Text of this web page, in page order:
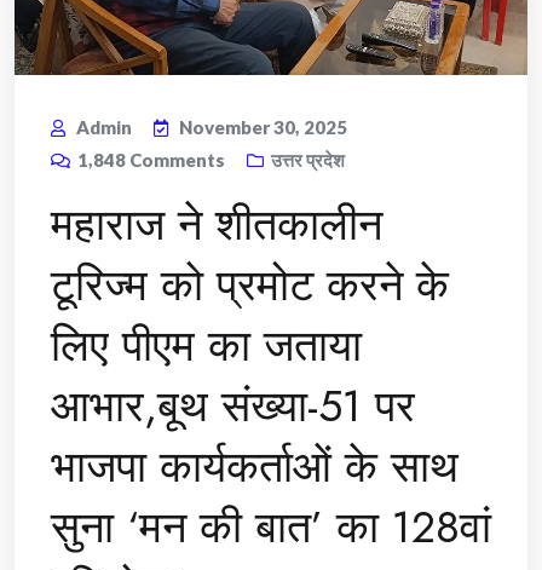
Admin
November 30, 2025
1,848 Comments उत्तर प्रदेश
महाराज ने शीतकालीन
टूरिज्म को प्रमोट करने के
लिए पीएम का जताया
आभार,बूथ संख्या-51 पर
भाजपा कार्यकर्ताओं के साथ
सुना ‘मन की बात’ का 128वां